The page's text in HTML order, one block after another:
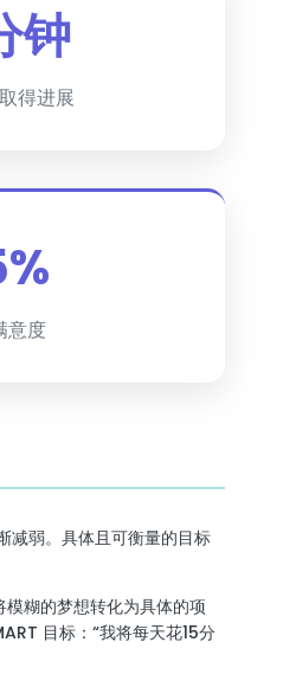
钟
得进展
意度
减弱。具体且可衡量的目标
糊的梦想转化为具体的项
目标：“我将每天花15分